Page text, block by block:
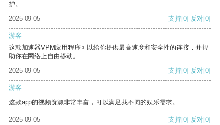
护。
2025-09-05
支持[0] 反对[0]
游客
这款加速器VPM应用程序可以给你提供最高速度和安全性的连接，并帮
助你在网络上自由移动。
2025-09-05
支持[0] 反对[0]
游客
这款app的视频资源非常丰富，可以满足我不同的娱乐需求。
2025-09-05 支持[0] 反对[0]